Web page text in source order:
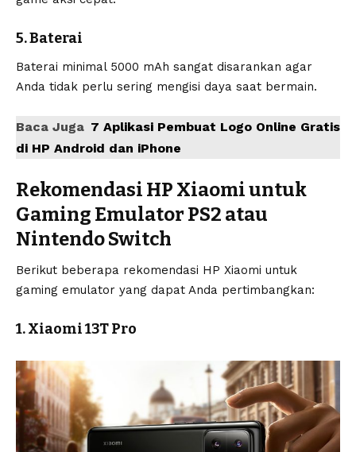
5. Baterai
Baterai minimal 5000 mAh sangat disarankan agar
Anda tidak perlu sering mengisi daya saat bermain.
Baca Juga 7 Aplikasi Pembuat Logo Online Gratis
di HP Android dan iPhone
Rekomendasi HP Xiaomi untuk
Gaming Emulator PS2 atau
Nintendo Switch
Berikut beberapa rekomendasi HP Xiaomi untuk
gaming emulator yang dapat Anda pertimbangkan:
1. Xiaomi 13T Pro